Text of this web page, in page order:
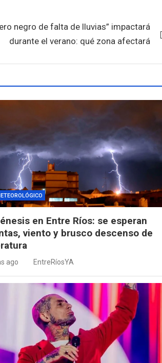
negro de falta de lluvias” impactará
durante el verano: qué zona afectará
en Entre Ríos: se esperan
viento y brusco descenso de
ago EntreRíosYA